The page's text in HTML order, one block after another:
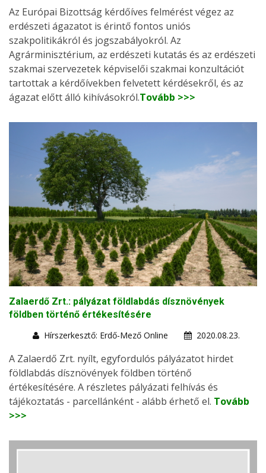
Az Európai Bizottság kérdőíves felmérést végez az
erdészeti ágazatot is érintő fontos uniós
szakpolitikákról és jogszabályokról. Az
Agrárminisztérium, az erdészeti kutatás és az erdészeti
szakmai szervezetek képviselői szakmai konzultációt
tartottak a kérdőívekben felvetett kérdésekről, és az
ágazat előtt álló kihívásokról.Tovább >>>
Zalaerdő Zrt.: pályázat földlabdás dísznövények
földben történő értékesítésére
Hírszerkesztő: Erdő-Mező Online
2020.08.23.
A Zalaerdő Zrt. nyílt, egyfordulós pályázatot hirdet
földlabdás dísznövények földben történő
értékesítésére. A részletes pályázati felhívás és
tájékoztatás - parcellánként - alább érhető el. Tovább
>>>